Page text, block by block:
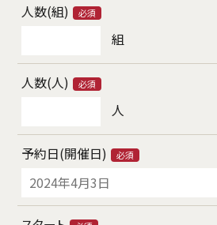
人数(組) 必須
組
人数(人) 必須
人
予約日(開催日) 必須